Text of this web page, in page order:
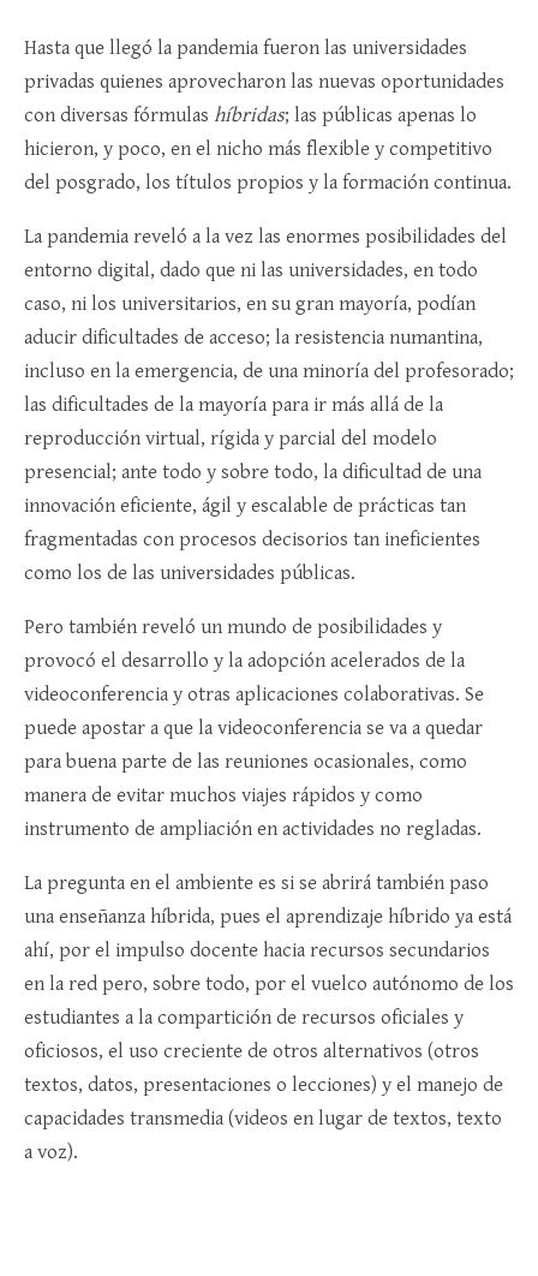
Hasta que llegó la pandemia fueron las universidades
privadas quienes aprovecharon las nuevas oportunidades
con diversas fórmulas híbridas; las públicas apenas lo
hicieron, y poco, en el nicho más flexible y competitivo
del posgrado, los títulos propios y la formación continua.
La pandemia reveló a la vez las enormes posibilidades del
entorno digital, dado que ni las universidades, en todo
caso, ni los universitarios, en su gran mayoría, podían
aducir dificultades de acceso; la resistencia numantina,
incluso en la emergencia, de una minoría del profesorado;
las dificultades de la mayoría para ir más allá de la
reproducción virtual, rígida y parcial del modelo
presencial; ante todo y sobre todo, la dificultad de una
innovación eficiente, ágil y escalable de prácticas tan
fragmentadas con procesos decisorios tan ineficientes
como los de las universidades públicas.
Pero también reveló un mundo de posibilidades y
provocó el desarrollo y la adopción acelerados de la
videoconferencia y otras aplicaciones colaborativas. Se
puede apostar a que la videoconferencia se va a quedar
para buena parte de las reuniones ocasionales, como
manera de evitar muchos viajes rápidos y como
instrumento de ampliación en actividades no regladas.
La pregunta en el ambiente es si se abrirá también paso
una enseñanza híbrida, pues el aprendizaje híbrido ya está
ahí, por el impulso docente hacia recursos secundarios
en la red pero, sobre todo, por el vuelco autónomo de los
estudiantes a la compartición de recursos oficiales y
oficiosos, el uso creciente de otros alternativos (otros
textos, datos, presentaciones o lecciones) y el manejo de
capacidades transmedia (videos en lugar de textos, texto
a voz).